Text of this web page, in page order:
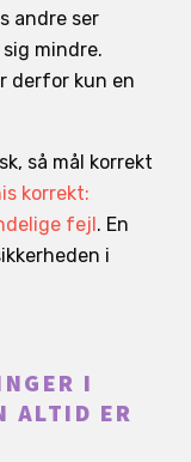
andre ser
mindre.
derfor kun en
så mål korrekt
korrekt:
fejl. En
i
I
ALTID ER